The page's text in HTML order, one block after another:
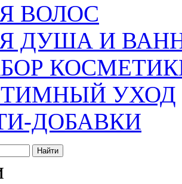
ВОЛОС
ДУША И
УХОД
ДОБАВКИ
Найти